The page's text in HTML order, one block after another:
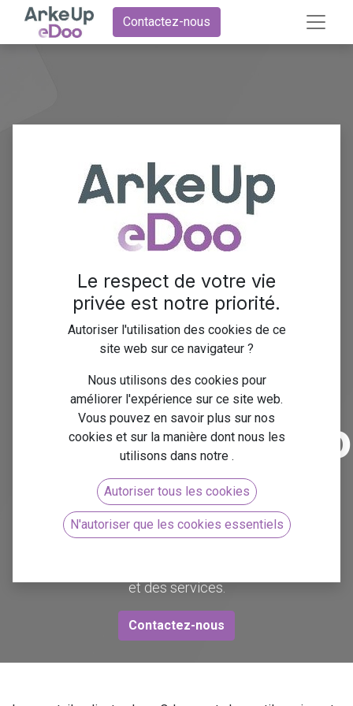
Contactez-nous
Utilisation
des portails
clients dans
Odoo pour
une meilleure
commerciale
et des services.
Contactez-nous
Le respect de votre vie
privée est notre priorité.
Autoriser l'utilisation des cookies de ce
site web sur ce navigateur ?
Nous utilisons des cookies pour
améliorer l'expérience sur ce site web.
Vous pouvez en savoir plus sur nos
cookies et sur la manière dont nous les
utilisons dans notre .
Autoriser tous les cookies
N'autoriser que les cookies essentiels